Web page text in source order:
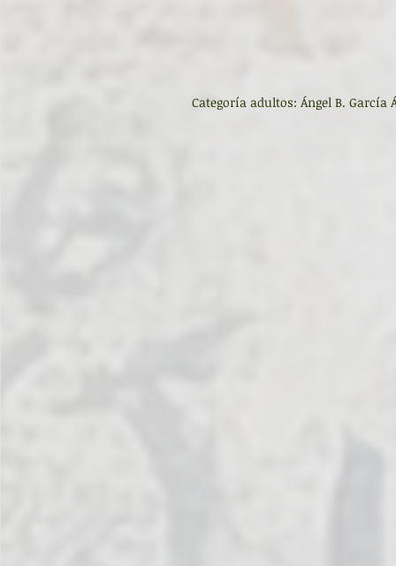
Categoría adultos: Ángel B.